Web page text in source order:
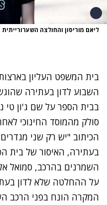
ליאם מוריסון והחולצה השערורייתית
בית המשפט העליון
השבוע לדון בעתירה
בבית הספר על שם ג'ון טי
סולק מהמוסד החינוכי
הכיתוב "יש רק שני
בעתירה, האיסור של בית
השמרנים בהרכב, סמואל
על ההחלטה שלא לדון
המקרה הונח בפני הרכב